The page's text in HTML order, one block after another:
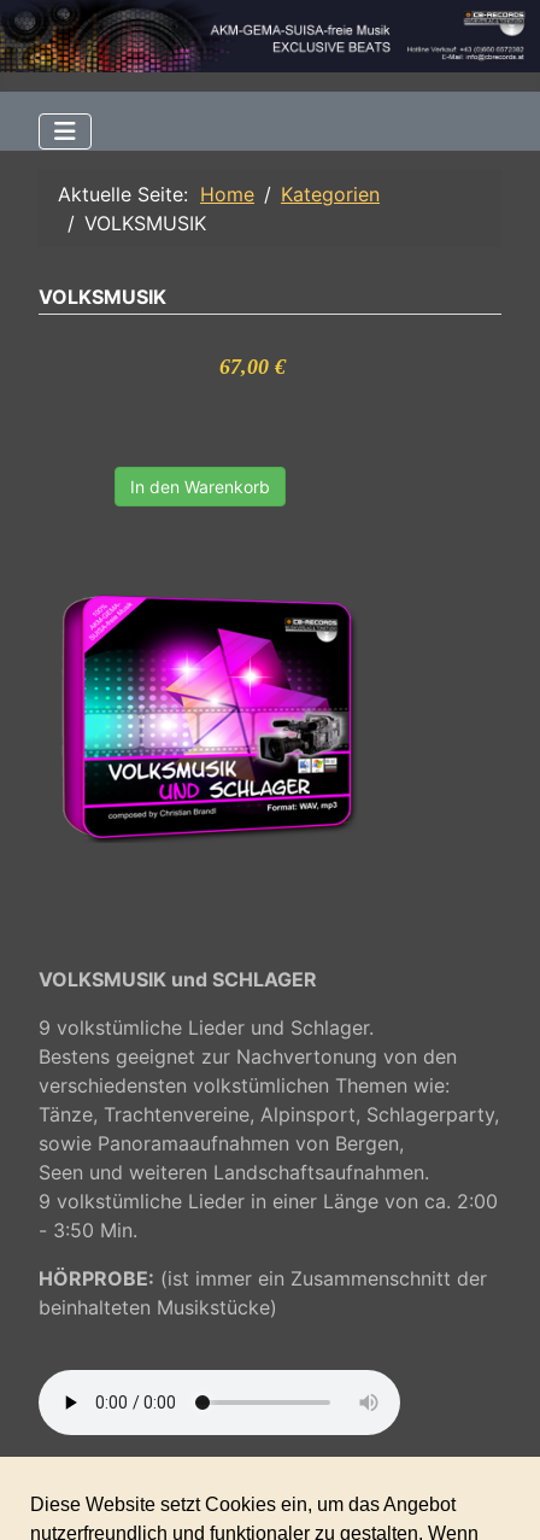
Aktuelle Seite: Home
Kategorien
VOLKSMUSIK
VOLKSMUSIK
67,00 €
In den Warenkorb
VOLKSMUSIK und SCHLAGER
9 volkstümliche Lieder und Schlager.
Bestens geeignet zur Nachvertonung von den
verschiedensten volkstümlichen Themen wie:
Tänze, Trachtenvereine, Alpinsport, Schlagerparty,
sowie Panoramaaufnahmen von Bergen,
Seen und weiteren Landschaftsaufnahmen.
9 volkstümliche Lieder in einer Länge von ca. 2:00
- 3:50 Min.
HÖRPROBE: (ist immer ein Zusammenschnitt der
beinhalteten Musikstücke)
100% AKM/GEMA/SUISA-freie Musik inkl.